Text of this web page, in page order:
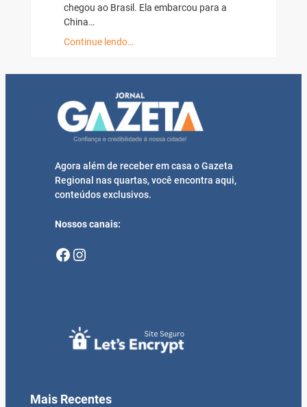
chegou ao Brasil. Ela embarcou para a
China…
Continue lendo…
Agora além de receber em casa o Gazeta
Regional nas quartas, você encontra aqui,
conteúdos exclusivos.
Nossos canais:
Facebook Instagram
Mais Recentes